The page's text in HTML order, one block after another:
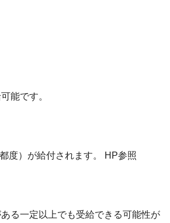
能です。
度）が給付されます。 HP参照
る一定以上でも受給できる可能性が